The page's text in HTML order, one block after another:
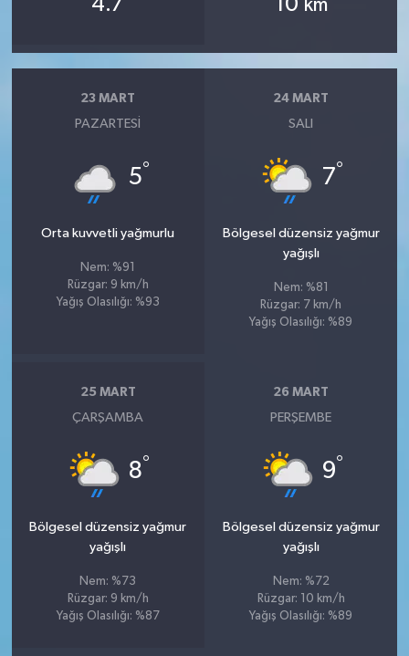
km
23 MART
PAZARTESI
5°
Orta kuvvetli yağmurlu
Nem: %91
Rüzgar: 9 km/h
Yağış Olasılığı: %93
24 MART
SALI
7°
Bölgesel düzensiz yağmur
yağışlı
Nem: %81
Rüzgar: 7 km/h
Yağış Olasılığı: %89
25 MART
ÇARŞAMBA
8°
Bölgesel düzensiz yağmur
yağışlı
Nem: %73
Rüzgar: 9 km/h
Yağış Olasılığı: %87
26 MART
PERŞEMBE
9°
Bölgesel düzensiz yağmur
yağışlı
Nem: %72
Rüzgar: 10 km/h
Yağış Olasılığı: %89